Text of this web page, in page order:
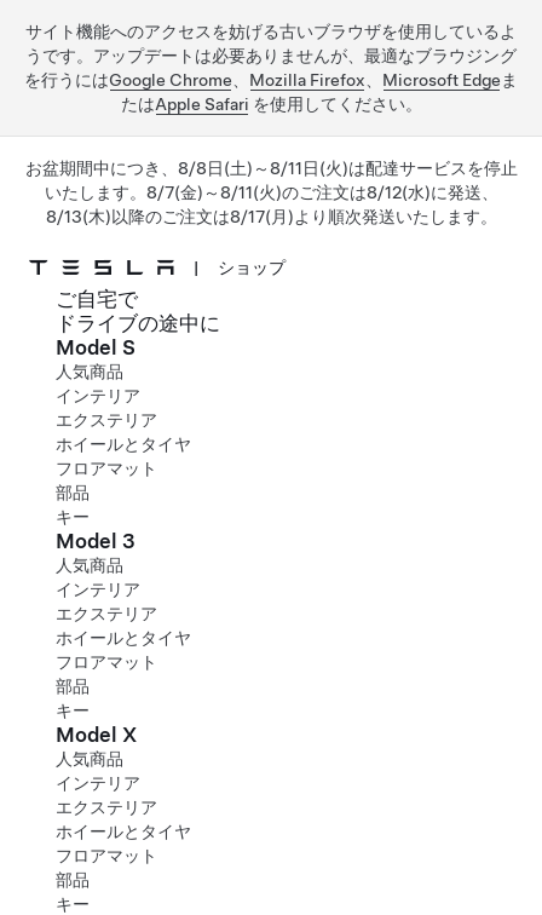
サイト機能へのアクセスを妨げる古いブラウザを使用しているよ
うです。アップデートは必要ありませんが、最適なブラウジング
を行うにはGoogle Chrome Mozilla Firefox Microsoft Edge ま
たはApple Safari を使用してください。
お盆期間中につき、8/8日(土)～8/11日(火)は配達サービスを停止
いたします。8/7(金)～8/11(火)のご注文は8/12(水)に発送、
8/13(木)以降のご注文は8/17(月)より順次発送いたします。
メインコンテンツへスキップ
| ショップ
ご自宅で
ドライブの途中に
Model S
人気商品
インテリア
エクステリア
ホイールとタイヤ
フロアマット
部品
キー
Model 3
人気商品
インテリア
エクステリア
ホイールとタイヤ
フロアマット
部品
キー
Model X
人気商品
インテリア
エクステリア
ホイールとタイヤ
フロアマット
部品
キー